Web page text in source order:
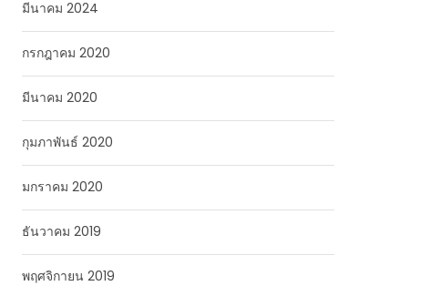
มีนาคม 2024
กรกฎาคม 2020
มีนาคม 2020
กุมภาพันธ์ 2020
มกราคม 2020
ธันวาคม 2019
พฤศจิกายน 2019